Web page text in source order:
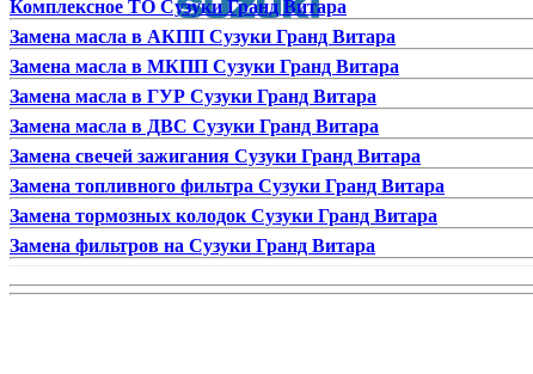
Комплексное ТО Сузуки Гранд Витара
Замена масла в АКПП Сузуки Гранд Витара
Замена масла в МКПП Сузуки Гранд Витара
Замена масла в ГУР Сузуки Гранд Витара
Замена масла в ДВС Сузуки Гранд Витара
Замена свечей зажигания Сузуки Гранд Витара
Замена топливного фильтра Сузуки Гранд Витара
Замена тормозных колодок Сузуки Гранд Витара
Замена фильтров на Сузуки Гранд Витара